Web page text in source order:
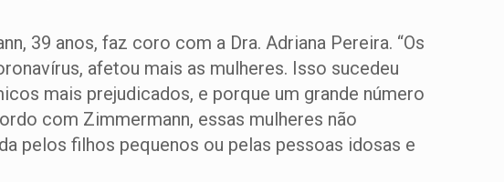
39 anos, faz coro com a Dra. Adriana Pereira. “Os
afetou mais as mulheres. Isso sucedeu
mais prejudicados, e porque um grande número
com Zimmermann, essas mulheres não
pelos filhos pequenos ou pelas pessoas idosas e